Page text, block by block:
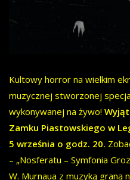
Kultowy horror na wielkim
muzycznej stworzonej
wykonywanej na żywo!
Zamku Piastowskiego w
5 września o godz. 20.
– „Nosferatu – Symfonia
W. Murnaua z muzyką